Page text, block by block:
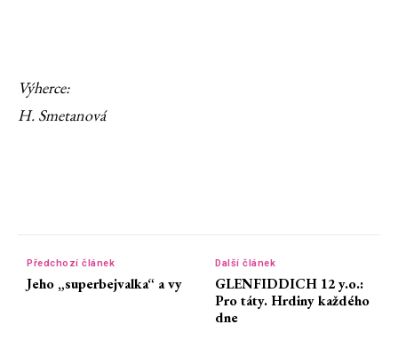
Výherce:
H. Smetanová
Předchozí článek
Jeho „superbejvalka“ a vy
Další článek
GLENFIDDICH 12 y.o.:
Pro táty. Hrdiny každého
dne